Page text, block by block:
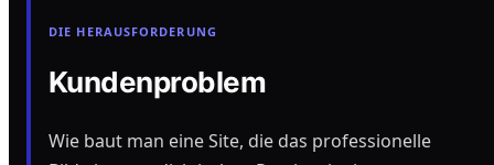
DIE HERAUSFORDERUNG
Kundenproblem
Wie baut man eine Site, die das professionelle